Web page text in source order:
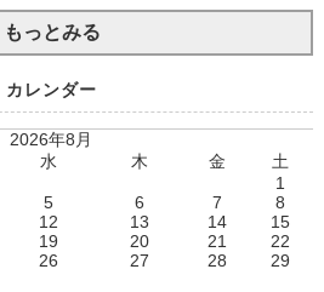
もっとみる
カレンダー
2026年8月
水 木 金
土
1
5 6 7
8
12 13 14
15
19 20 21
22
26 27 28
29